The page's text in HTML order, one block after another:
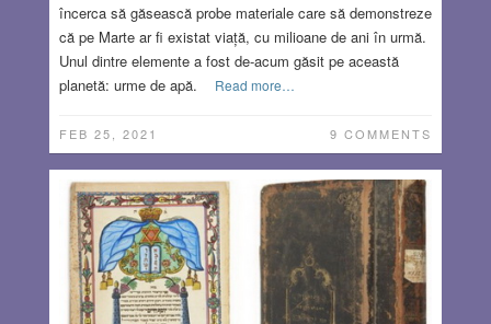
încerca să găsească probe materiale care să demonstreze
că pe Marte ar fi existat viață, cu milioane de ani în urmă.
Unul dintre elemente a fost de-acum găsit pe această
planetă: urme de apă.
Read more…
FEB 25, 2021 9 COMMENTS